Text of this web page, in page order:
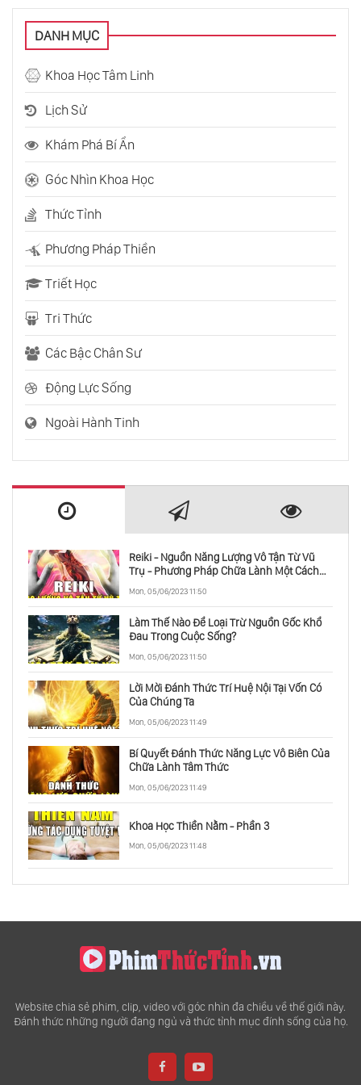
Nhà Cửa Không Ngăn Nắp Sẽ Gây Ảnh
Người Không
Phụ Nữ Hiện Đại Có Thể Trở Thành Người Vợ
Lý Tưởng Không
Khai Mở Trực Giác - Một Nhận Thức Tuyệt
Tại Sao Sadhguru Quyết Định Tham Gia
Mạng Xã Hội
Vũ Trụ - Phần 1
Yoga - Sự Khai Mở Hợp Nhất Con Người Và
Vũ Trụ - Phần 2
DANH MỤC
Khoa Học Tâm Linh
Lịch Sử
Khám Phá Bí Ẩn
Góc Nhìn Khoa Học
Thức Tỉnh
Phương Pháp Thiền
Triết Học
Tri Thức
Các Bậc Chân Sư
Động Lực Sống
Ngoài Hành Tinh
Reiki - Nguồn Năng Lượng Vô Tận Từ Vũ
Trụ - Phương Pháp Chữa Lành Một Cách
Mon, 05/06/2023 11:50
Làm Thế Nào Để Loại Trừ Nguồn Gốc Khổ
Đau Trong Cuộc Sống?
Mon, 05/06/2023 11:50
Lời Mời Đánh Thức Trí Huệ Nội Tại Vốn Có
Của Chúng Ta
Mon, 05/06/2023 11:49
Bí Quyết Đánh Thức Năng Lực Vô Biên Của
Chữa Lành Tâm Thức
Mon, 05/06/2023 11:49
Khoa Học Thiền Nằm - Phần 3
Mon, 05/06/2023 11:48
Website chia sẻ phim, clip, video với góc nhìn đa chiều về thế giới này.
Đánh thức những người đang ngủ và thức tỉnh mục đính sống của họ.